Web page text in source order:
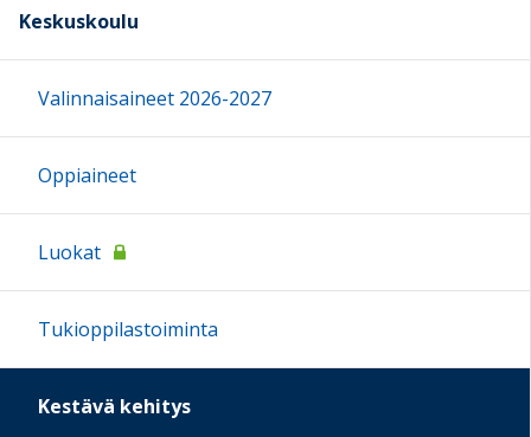
Keskuskoulu
Valinnaisaineet 2026-2027
Oppiaineet
Luokat
Tukioppilastoiminta
Kestävä kehitys